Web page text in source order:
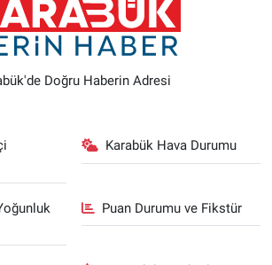
Doğru Haberin Adresi
Karabük Hava Durumu
Puan Durumu ve Fikstür